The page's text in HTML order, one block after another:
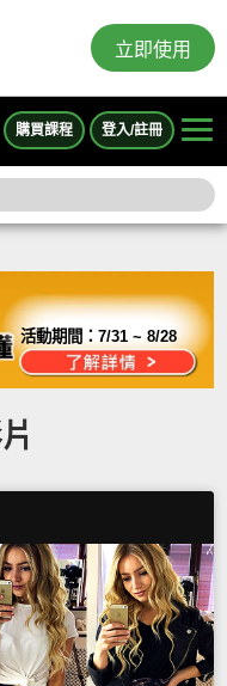
立即使用
購買課程 登入/註冊
活動期間：7/31 ~ 8/28